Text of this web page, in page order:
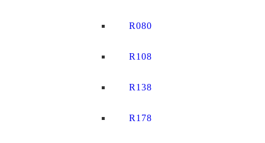
R080
R108
R138
R178